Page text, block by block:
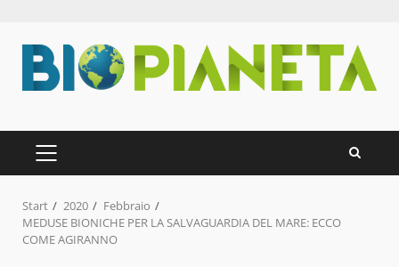
Inhalt
springen
PRIMÄRES
MENÜ
Start 2020
Febbraio
MEDUSE BIONICHE PER LA SALVAGUARDIA DEL MARE: ECCO
COME AGIRANNO